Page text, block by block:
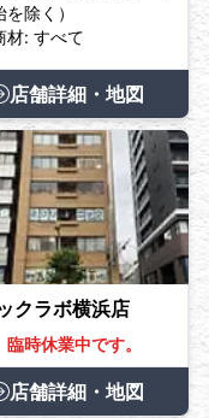
除く）
材: すべて
店舗詳細・地図
クラボ横浜店
臨時休業中です。
店舗詳細・地図